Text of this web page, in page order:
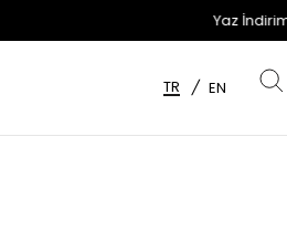
Yaz İndirimi Başladı! 2.
TR / EN